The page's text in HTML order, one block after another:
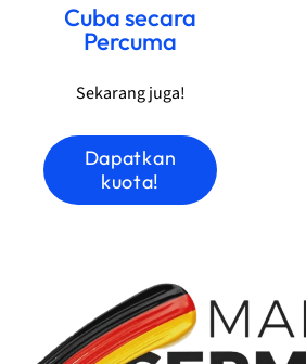
Cuba secara
Percuma
Sekarang juga!
Dapatkan
kuota!